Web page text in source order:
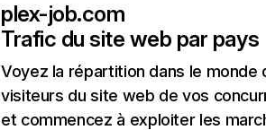
plex-job.com
Trafic du site web par pays
Voyez la répartition dans le monde
visiteurs du site web de vos
et commencez à exploiter les